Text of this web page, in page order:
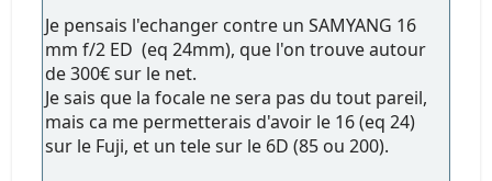
Je pensais l'echanger contre un SAMYANG 16
mm f/2 ED (eq 24mm), que l'on trouve autour
de 300€ sur le net.
Je sais que la focale ne sera pas du tout pareil,
mais ca me permetterais d'avoir le 16 (eq 24)
sur le Fuji, et un tele sur le 6D (85 ou 200).